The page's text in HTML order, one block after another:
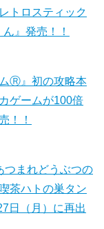
トロスティック
』発売！！
Ⓡ』初の攻略本
ゲームが100倍
！！
つまれどうぶつの
茶ハトの巣タン
日（月）に再出